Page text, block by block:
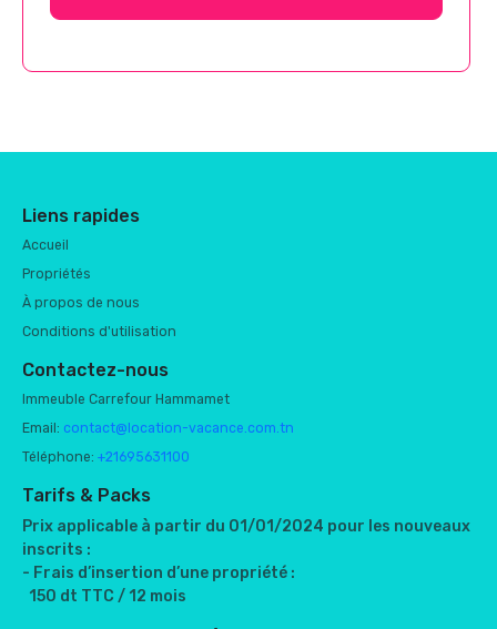
Liens rapides
Accueil
Propriétés
À propos de nous
Conditions d'utilisation
Contactez-nous
Immeuble Carrefour Hammamet
Email: contact@location-vacance.com.tn
Téléphone: +21695631100
Tarifs & Packs
Prix applicable à partir du 01/01/2024 pour les nouveaux
inscrits :
- Frais d’insertion d’une propriété :
150 dt TTC / 12 mois